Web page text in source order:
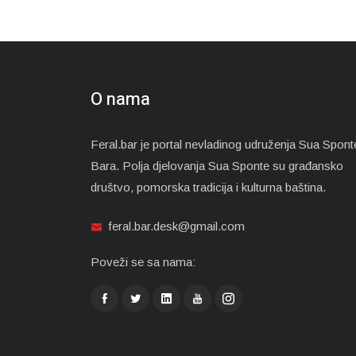
O nama
Feral.bar je portal nevladinog udruženja Sua
Bara. Polja djelovanja Sua Sponte su građansko
društvo, pomorska tradicija i kulturna baština.
feral.bar.desk@gmail.com
Poveži se sa nama: